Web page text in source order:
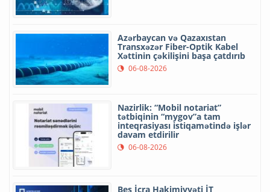
Azərbaycan və Qazaxıstan
Transxəzər Fiber-Optik Kabel
Xəttinin çəkilişini başa çatdırıb
06-08-2026
Nazirlik: “Mobil notariat”
tətbiqinin “mygov”a tam
inteqrasiyası istiqamətində işlər
davam etdirilir
06-08-2026
Beş İcra Hakimiyyəti İT